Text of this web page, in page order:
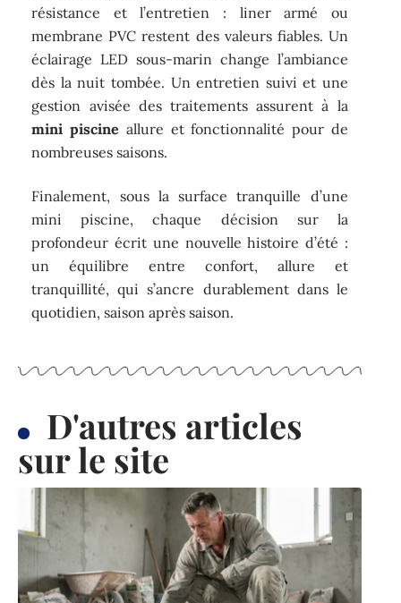
résistance et l’entretien : liner armé ou
membrane PVC restent des valeurs fiables. Un
éclairage LED sous-marin change l’ambiance
dès la nuit tombée. Un entretien suivi et une
gestion avisée des traitements assurent à la
mini piscine allure et fonctionnalité pour de
nombreuses saisons.
Finalement, sous la surface tranquille d’une
mini piscine, chaque décision sur la
profondeur écrit une nouvelle histoire d’été :
un équilibre entre confort, allure et
tranquillité, qui s’ancre durablement dans le
quotidien, saison après saison.
D'autres articles
sur le site